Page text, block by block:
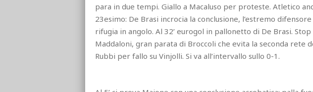
para in due tempi. Giallo a Macaluso per proteste. Atletico
23esimo: De Brasi incrocia la conclusione, l’estremo
rifugia in angolo. Al 32’ eurogol in pallonetto di De Brasi.
Maddaloni, gran parata di Broccoli che evita la seconda rete
Rubbi per fallo su Vinjolli. Si va all’intervallo sullo 0-1.